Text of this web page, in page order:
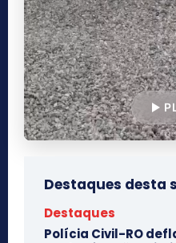
Destaques desta
Destaques
Polícia Civil-RO